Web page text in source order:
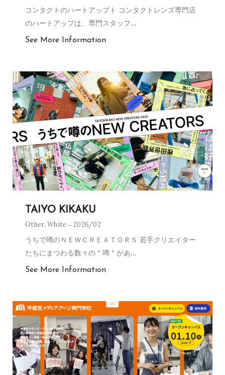
コンタクトのハートアップト コンタクトレンズ専門店
のハートアップは、専門スタッフ…
See More Information
TAIYO KIKAKU
Other,White 2026/02
うちで噂のＮＥＷＣＲＥＡＴＯＲＳ 若手クリエイター
たちにまつわる数々の＂噂＂があ…
See More Information